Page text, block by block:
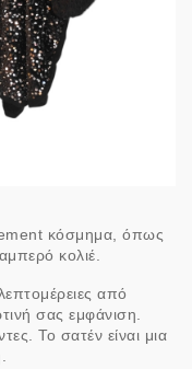
κόσμημα, όπως
κολιέ.
από
σας εμφάνιση.
Το σατέν είναι μια